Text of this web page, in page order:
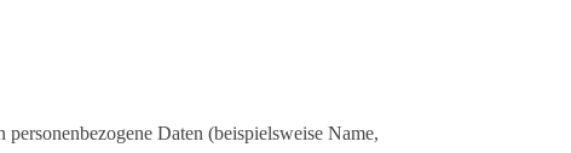
Daten (beispielsweise Name,